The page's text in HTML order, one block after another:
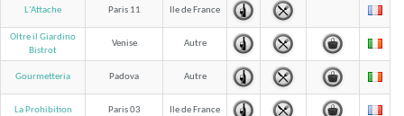
L'Attache Paris 11 Ile de France
Oltre il Giardino
Bistrot
Venise Autre
Gourmetteria Padova Autre
La Prohibition Paris 03 Ile de France